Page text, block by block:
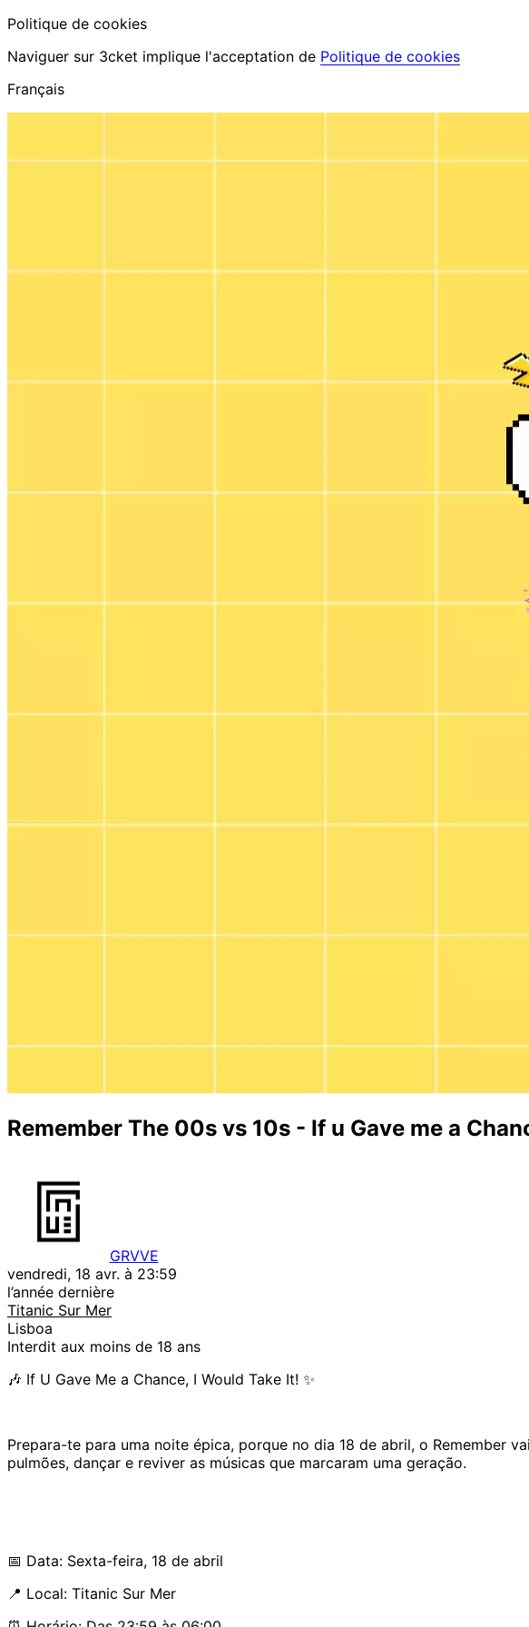
Politique de cookies
Naviguer sur 3cket implique l'acceptation de Politique de cookies
Français
Remember The 00s vs 10s - If u Gave me a
GRVVE
vendredi, 18 avr. à 23:59
l’année dernière
Titanic Sur Mer
Lisboa
Interdit aux moins de 18 ans
🎶 If U Gave Me a Chance, I Would Take It! ✨
Prepara-te para uma noite épica, porque no dia 18 de abril, o Remember
pulmões, dançar e reviver as músicas que marcaram uma geração.
📅 Data: Sexta-feira, 18 de abril
📍 Local: Titanic Sur Mer